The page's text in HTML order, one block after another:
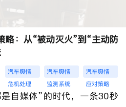
略：从“被动灭火”到“主动防
汽车舆情
危机处理
汽车舆情
监测系统
汽车舆情
应对策略
自媒体”的时代，一条30秒